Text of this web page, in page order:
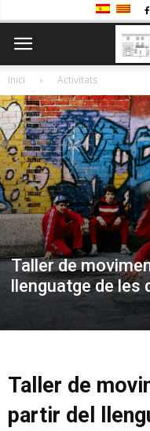
Inici Activitats
Taller de
llenguatge de les
Taller de
partir del